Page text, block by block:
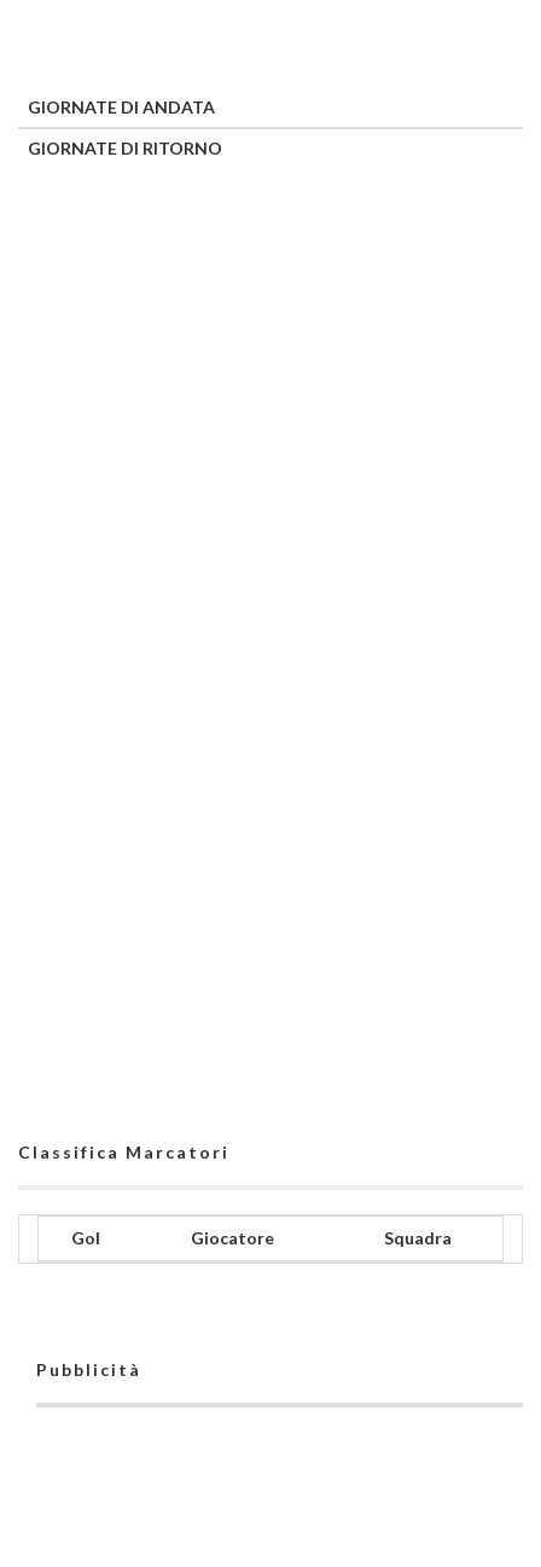
GIORNATE DI ANDATA
GIORNATE DI RITORNO
Classifica Marcatori
Gol Giocatore Squadra
Pubblicità